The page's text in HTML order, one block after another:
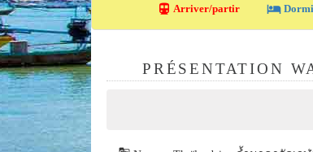
directions_transit Arriver/partir local_hotel
PRÉSENTATION